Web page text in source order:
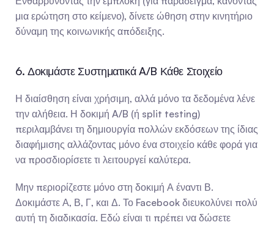
μια ερώτηση στο κείμενο), δίνετε ώθηση στην κινητήριο
δύναμη της κοινωνικής απόδειξης.
6. Δοκιμάστε Συστηματικά A/B Κάθε Στοιχείο
Η διαίσθηση είναι χρήσιμη, αλλά μόνο τα δεδομένα λένε
την αλήθεια. Η δοκιμή A/B (ή split testing)
περιλαμβάνει τη δημιουργία πολλών εκδόσεων της ίδιας
διαφήμισης αλλάζοντας μόνο ένα στοιχείο κάθε φορά για
να προσδιορίσετε τι λειτουργεί καλύτερα.
Μην περιορίζεστε μόνο στη δοκιμή Α έναντι Β.
Δοκιμάστε Α, Β, Γ, και Δ. Το Facebook διευκολύνει πολύ
αυτή τη διαδικασία. Εδώ είναι τι πρέπει να δώσετε